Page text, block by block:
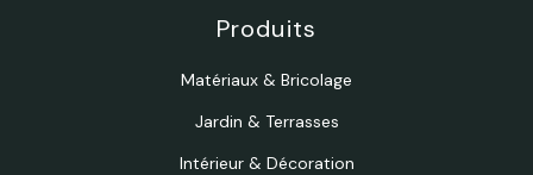
Produits
Matériaux & Bricolage
Jardin & Terrasses
Intérieur & Décoration